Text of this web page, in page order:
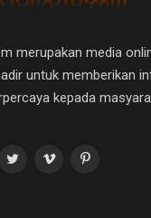
merupakan media
untuk memberikan
kepada